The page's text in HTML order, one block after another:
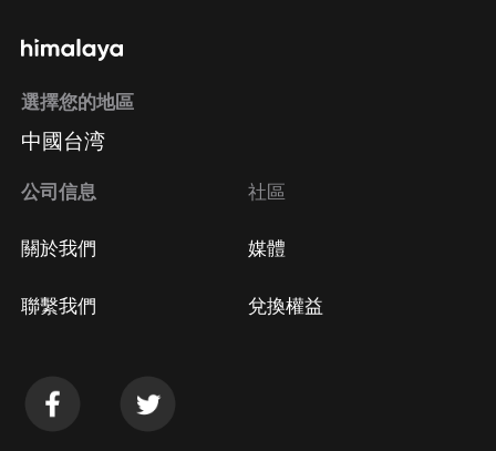
選擇您的地區
中國台湾
公司信息
關於我們
聯繫我們
社區
媒體
兌換權益